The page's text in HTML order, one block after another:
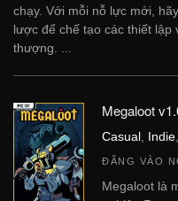
chạy. Với mỗi nỗ lực mới,
lược để chế tạo các thiết
thượng. ...
Megaloot
Casual Indie
ĐĂNG VÀO
Megaloot là